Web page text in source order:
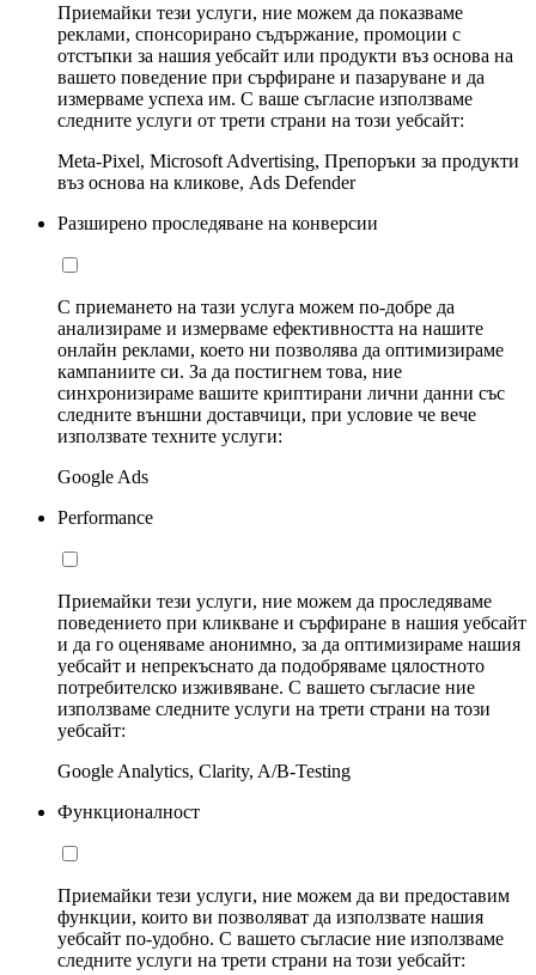
Приемайки тези услуги, ние можем да показваме
реклами, спонсорирано съдържание, промоции с
отстъпки за нашия уебсайт или продукти въз основа на
вашето поведение при сърфиране и пазаруване и да
измерваме успеха им. С ваше съгласие използваме
следните услуги от трети страни на този уебсайт:
Meta-Pixel, Microsoft Advertising, Препоръки за продукти
въз основа на кликове, Ads Defender
Разширено проследяване на конверсии
С приемането на тази услуга можем по-добре да
анализираме и измерваме ефективността на нашите
онлайн реклами, което ни позволява да оптимизираме
кампаниите си. За да постигнем това, ние
синхронизираме вашите криптирани лични данни със
следните външни доставчици, при условие че вече
използвате техните услуги:
Google Ads
Performance
Приемайки тези услуги, ние можем да проследяваме
поведението при кликване и сърфиране в нашия уебсайт
и да го оценяваме анонимно, за да оптимизираме нашия
уебсайт и непрекъснато да подобряваме цялостното
потребителско изживяване. С вашето съгласие ние
използваме следните услуги на трети страни на този
уебсайт:
Google Analytics, Clarity, A/B-Testing
Функционалност
Приемайки тези услуги, ние можем да ви предоставим
функции, които ви позволяват да използвате нашия
уебсайт по-удобно. С вашето съгласие ние използваме
следните услуги на трети страни на този уебсайт: